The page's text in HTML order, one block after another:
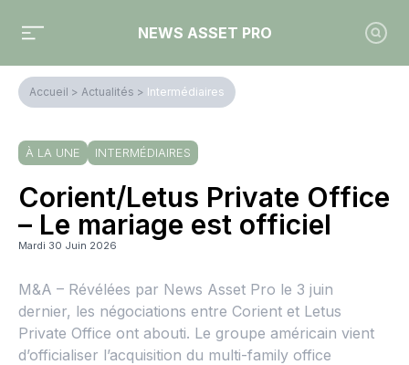
NEWS ASSET PRO
Accueil > Actualités > Intermédiaires
À LA UNE INTERMÉDIAIRES
Corient/Letus Private Office
– Le mariage est officiel
Mardi 30 Juin 2026
M&A – Révélées par News Asset Pro le 3 juin
dernier, les négociations entre Corient et Letus
Private Office ont abouti. Le groupe américain vient
d’officialiser l’acquisition du multi-family office